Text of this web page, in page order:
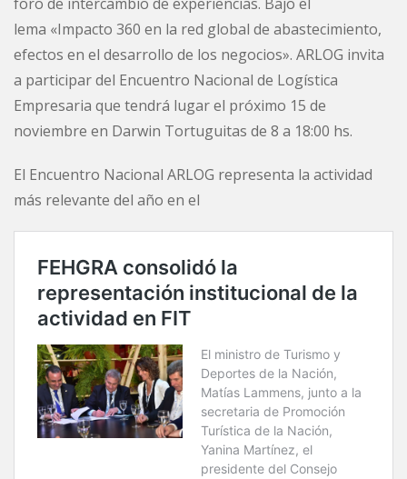
lema «Impacto 360 en la red global de abastecimiento,
efectos en el desarrollo de los negocios». ARLOG invita
a participar del Encuentro Nacional de Logística
Empresaria que tendrá lugar el próximo 15 de
noviembre en Darwin Tortuguitas de 8 a 18:00 hs.
El Encuentro Nacional ARLOG representa la actividad
más relevante del año en el